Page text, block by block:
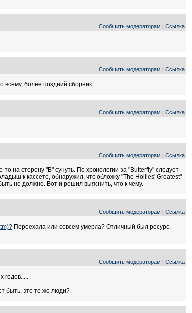
Сообщить модераторам | Ссылка
Сообщить модераторам | Ссылка
всему, более поздний сборник.
Сообщить модераторам | Ссылка
Сообщить модераторам | Ссылка
на сторону "В" сунуть. По хронологии за "Butterfly" следует
к кассете, обнаружил, что обложку "The Hollies' Greatest"
не должно. Вот и решил выяснить, что к чему.
Сообщить модераторам | Ссылка
Переехала или совсем умерла? Отличный был ресурс.
Сообщить модераторам | Ссылка
годов.....
быть, это те же люди?